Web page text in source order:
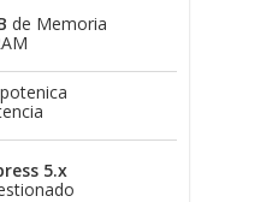
de Memoria
5.x